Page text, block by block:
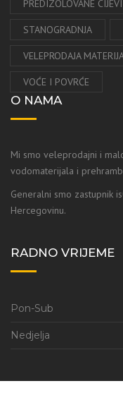
PREDIZOLOVANE CIJEVI
STANOGRADNJA
VELEPRODAJA
VOĆE I POVRĆE
O NAMA
Mi smo veleprodajni i
vodomaterijala i
Generalni smo zastupnik
Hercegovinu.
RADNO VRIJEME
Pon-Sub
Nedjelja